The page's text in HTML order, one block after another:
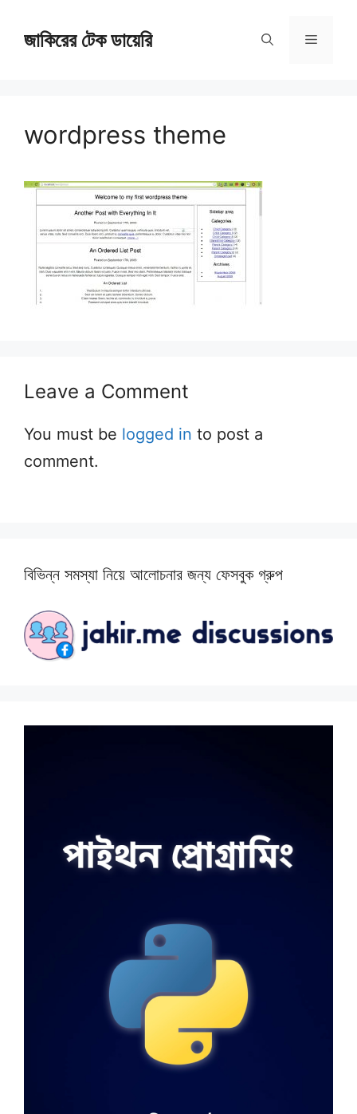
জাকিরের টেক ডায়েরি Menu
wordpress theme
Leave a Comment
You must be logged in to post a
comment.
বিভিন্ন সমস্যা নিয়ে আলোচনার জন্য ফেসবুক গ্রুপ